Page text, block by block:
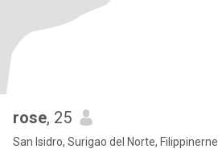
rose, 25
San Isidro, Surigao del Norte, Filippinerne